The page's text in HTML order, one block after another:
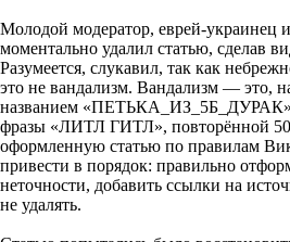
Молодой модератор, еврей-украинец
моментально удалил статью, сделав
Разумеется, слукавил, так как
это не вандализм. Вандализм — это,
названием «ПЕТЬКА_ИЗ_5Б_ДУРАК»
фразы «ЛИТЛ ГИТЛ», повторённой
оформленную статью по правилам
привести в порядок: правильно
неточности, добавить ссылки на
не удалять.